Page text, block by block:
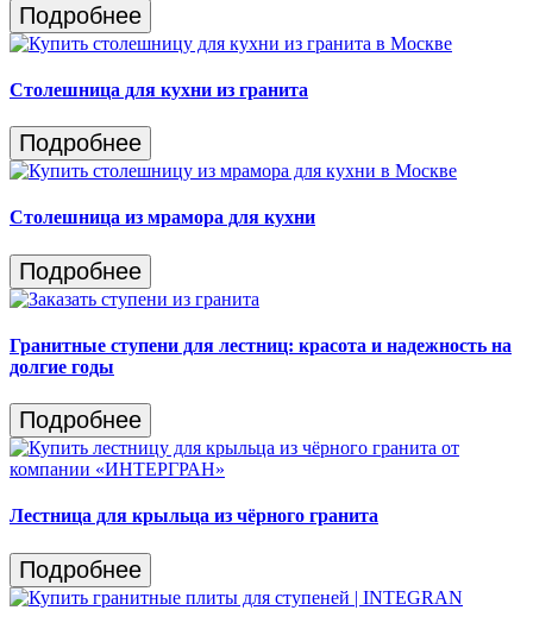
Подробнее
Столешница для кухни из гранита
Подробнее
Столешница из мрамора для кухни
Подробнее
Гранитные ступени для лестниц: красота и надежность на
долгие годы
Подробнее
Лестница для крыльца из чёрного гранита
Подробнее